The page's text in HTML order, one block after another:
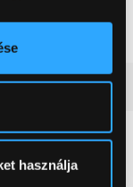
annak konkrét
a
használja